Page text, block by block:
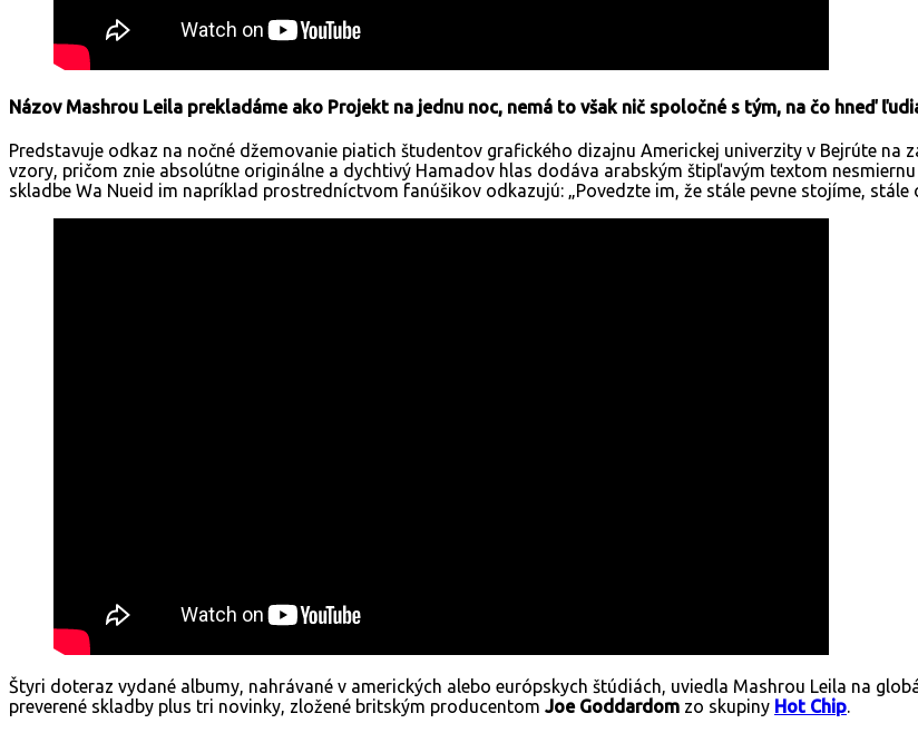
Názov Mashrou Leila prekladáme ako Projekt na jednu noc, nemá to však nič spoločné s tým, na čo hneď
Predstavuje odkaz na nočné džemovanie piatich študentov grafického dizajnu Americkej univerzity v Bejrúte na
vzory, pričom znie absolútne originálne a dychtivý Hamadov hlas dodáva arabským štipľavým textom
skladbe Wa Nueid im napríklad prostredníctvom fanúšikov odkazujú: „Povedzte im, že stále pevne stojíme, stále
Štyri doteraz vydané albumy, nahrávané v amerických alebo európskych štúdiách, uviedla Mashrou Leila na
preverené skladby plus tri novinky, zložené britským producentom Joe Goddardom zo skupiny Hot Chip.